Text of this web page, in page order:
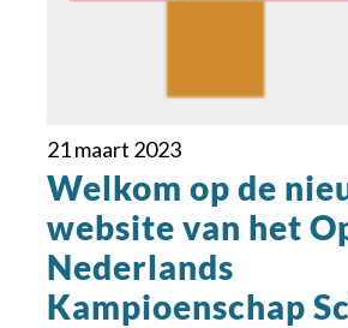
21 maart 2023
Welkom op de
website van het
Nederlands
Kampioenschap